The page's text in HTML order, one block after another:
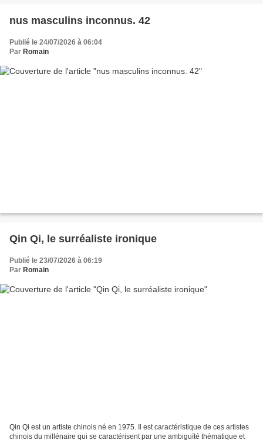
nus masculins inconnus. 42
Publié le 24/07/2026 à 06:04
Par Romain
Qin Qi, le surréaliste ironique
Publié le 23/07/2026 à 06:19
Par Romain
Qin Qi est un artiste chinois né en 1975. Il est caractéristique de ces artistes
chinois du millénaire qui se caractérisent par une ambiguïté thématique et